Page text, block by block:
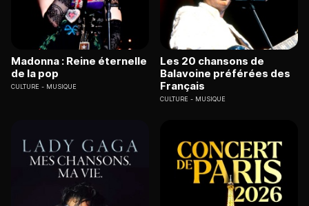
Madonna : Reine éternelle
de la pop
CULTURE MUSIQUE
Les 20 chansons de
Balavoine préférées des
Français
CULTURE MUSIQUE